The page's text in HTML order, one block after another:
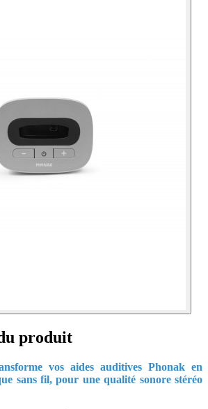
produit
vos aides auditives Phonak en
sans fil, pour une qualité sonore stéréo